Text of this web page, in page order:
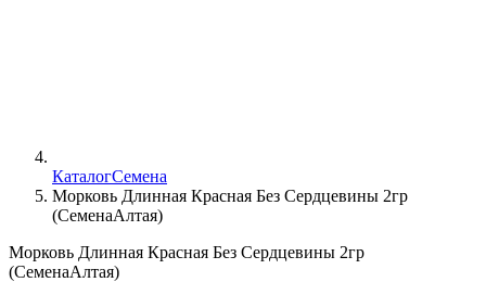
КаталогСемена
Морковь Длинная Красная Без Сердцевины 2гр
(СеменаАлтая)
Морковь Длинная Красная Без Сердцевины 2гр
(СеменаАлтая)